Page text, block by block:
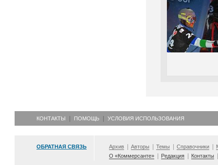
КОНТАКТЫ ПОМОЩЬ УСЛОВИЯ ИСПОЛЬЗОВАНИЯ
ОБРАТНАЯ СВЯЗЬ Архив Авторы Темы Справочники
О «Коммерсанте»
Редакция Контакты